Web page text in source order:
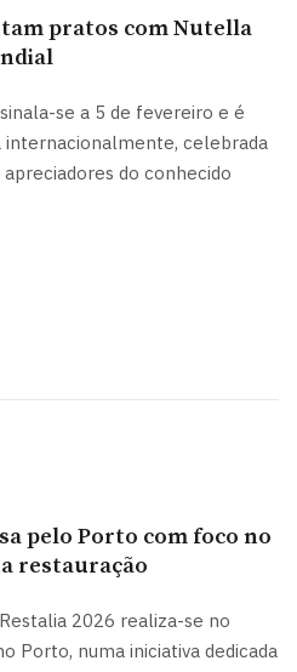
pratos com Nutella
se a 5 de fevereiro e é
internacionalmente, celebrada
do conhecido
pelo Porto com foco no
restauração
2026 realiza-se no
Porto, numa iniciativa dedicada